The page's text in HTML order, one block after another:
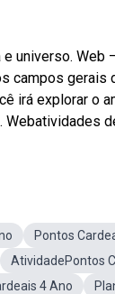
universo.
campos gerais
irá explorar o
Pontos
AtividadePontos
4 Ano